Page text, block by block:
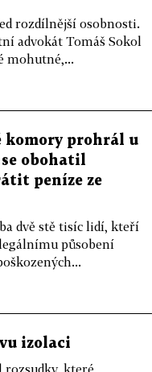
rozdílnější osobnosti.
advokát Tomáš Sokol
mohutné,...
komory prohrál u
se obohatil
peníze ze
dvě stě tisíc lidí, kteří
působení
izolaci
rozsudky, které